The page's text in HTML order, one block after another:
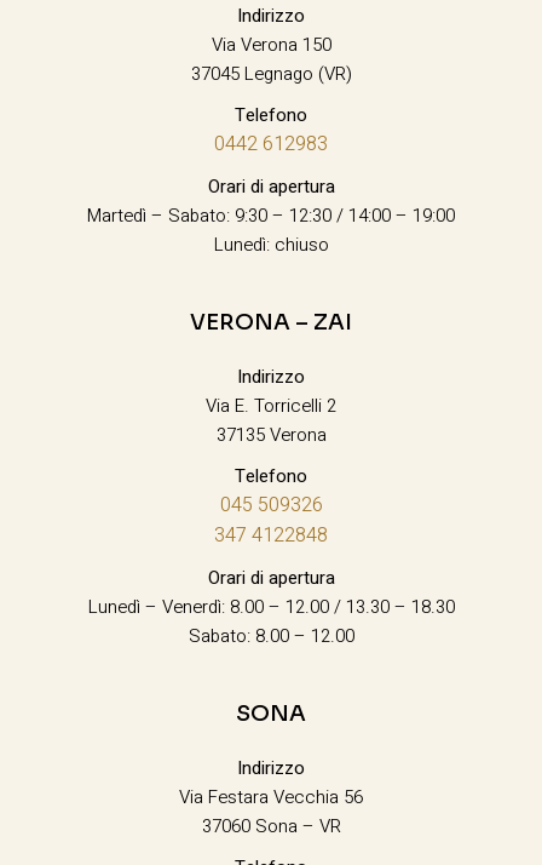
Indirizzo
Via Verona 150
37045 Legnago (VR)
Telefono
0442 612983
Orari di apertura
Martedì – Sabato: 9:30 – 12:30 / 14:00 – 19:00
Lunedì: chiuso
VERONA – ZAI
Indirizzo
Via E. Torricelli 2
37135 Verona
Telefono
045 509326
347 4122848
Orari di apertura
Lunedì – Venerdì: 8.00 – 12.00 / 13.30 – 18.30
Sabato: 8.00 – 12.00
SONA
Indirizzo
Via Festara Vecchia 56
37060 Sona – VR